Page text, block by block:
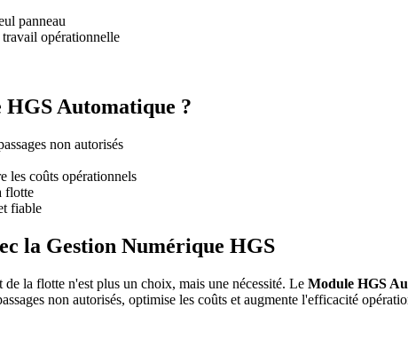
panneau
opérationnelle
Automatique ?
non autorisés
les coûts opérationnels
flotte
fiable
la Gestion Numérique HGS
la flotte n'est plus un choix, mais une nécessité. Le Module HGS
non autorisés, optimise les coûts et augmente l'efficacité